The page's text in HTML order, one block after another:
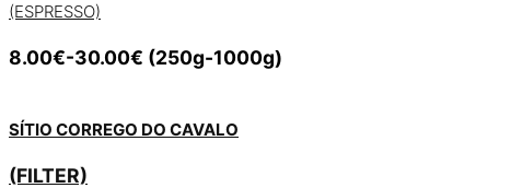
(ESPRESSO)
8.00€-30.00€ (250g-1000g)
SÍTIO CORREGO DO CAVALO
(FILTER)